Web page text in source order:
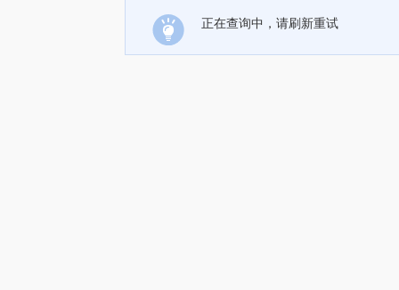
正在查询中，请刷新重试